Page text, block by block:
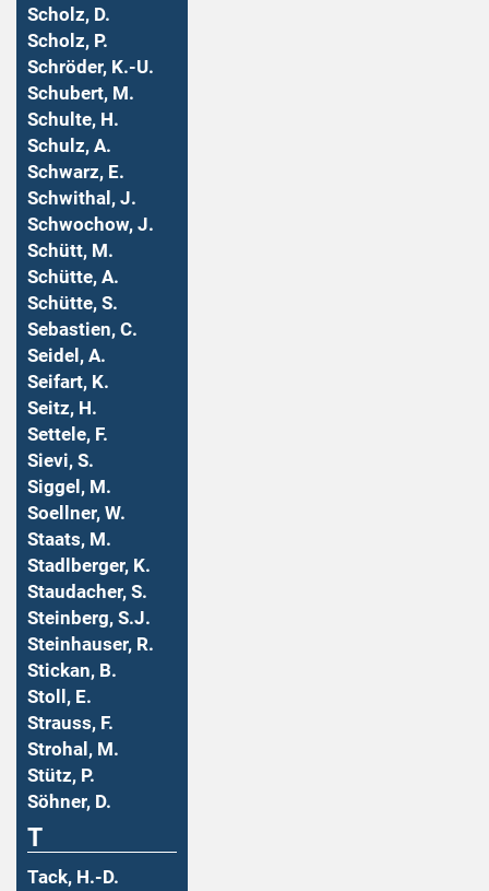
Scholz, D.
Scholz, P.
Schröder, K.-U.
Schubert, M.
Schulte, H.
Schulz, A.
Schwarz, E.
Schwithal, J.
Schwochow, J.
Schütt, M.
Schütte, A.
Schütte, S.
Sebastien, C.
Seidel, A.
Seifart, K.
Seitz, H.
Settele, F.
Sievi, S.
Siggel, M.
Soellner, W.
Staats, M.
Stadlberger, K.
Staudacher, S.
Steinberg, S.J.
Steinhauser, R.
Stickan, B.
Stoll, E.
Strauss, F.
Strohal, M.
Stütz, P.
Söhner, D.
T
Tack, H.-D.